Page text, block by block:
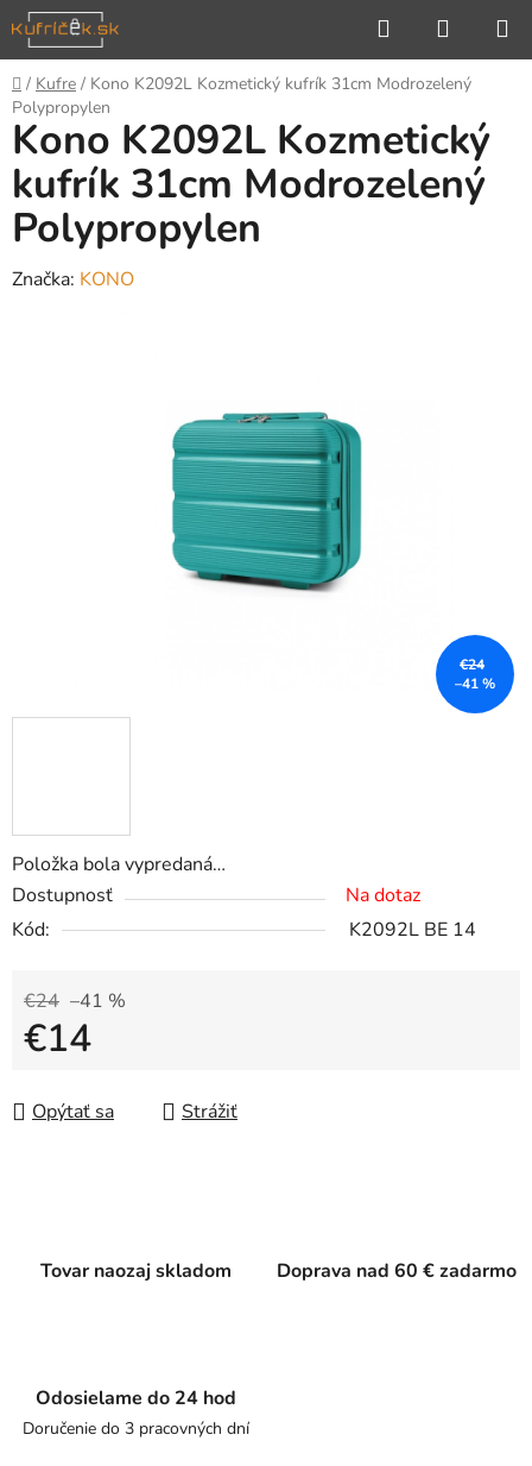
Prejsť
na
obsah
Hľadať
KOŠÍK
Domov
/ Kufre / Kono K2092L Kozmetický kufrík 31cm Modrozelený
Polypropylen
Položka bola vypredaná…
Dostupnosť
Na dotaz
Kód:
K2092L BE 14
€24 –41 %
€14
Opýtať sa
Strážiť
Kono K2092L Kozmetický
kufrík 31cm Modrozelený
Polypropylen
Značka: KONO
€24
–41 %
Tovar naozaj skladom Doprava nad 60 € zadarmo
Odosielame do 24 hod
Doručenie do 3 pracovných dní